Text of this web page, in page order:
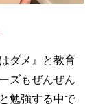
ダメ』と教育
ズもぜんぜん
勉強する中で